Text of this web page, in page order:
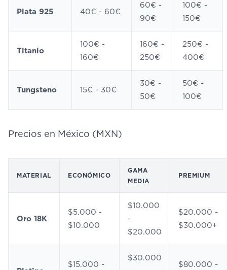
Plata 925 40€ - 60€
60€ -
90€
100€ -
150€
Titanio
100€ -
160€
160€ -
250€
250€ -
400€
Tungsteno 15€ - 30€
30€ -
50€
50€ -
100€
Precios en México (MXN)
MATERIAL ECONÓMICO
GAMA
MEDIA
PREMIUM
Oro 18K
$5.000 -
$10.000
$10.000
-
$20.000
$20.000 -
$30.000+
$15.000 -
$30.000
$80.000 -